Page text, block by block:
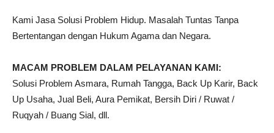
Kami Jasa Solusi Problem Hidup. Masalah Tuntas Tanpa
Bertentangan dengan Hukum Agama dan Negara.
MACAM PROBLEM DALAM PELAYANAN KAMI:
Solusi Problem Asmara, Rumah Tangga, Back Up Karir, Back
Up Usaha, Jual Beli, Aura Pemikat, Bersih Diri / Ruwat /
Ruqyah / Buang Sial, dll.